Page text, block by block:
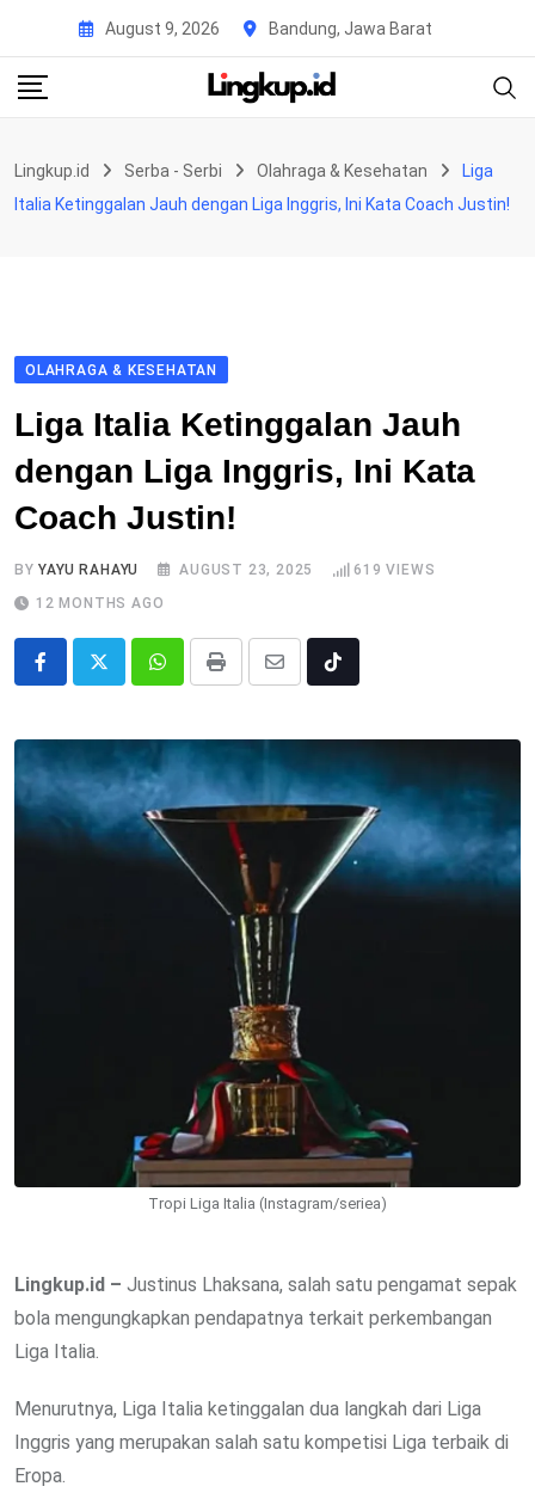
content
August 9, 2026 Bandung, Jawa Barat
Lingkup.id Serba - Serbi Olahraga & Kesehatan
Liga
Italia Ketinggalan Jauh dengan Liga Inggris, Ini Kata Coach Justin!
OLAHRAGA & KESEHATAN
Liga Italia Ketinggalan Jauh
dengan Liga Inggris, Ini Kata
Coach Justin!
BYYAYU RAHAYU AUGUST 23, 2025 619 VIEWS
12 MONTHS AGO
Whatsapp
Print
Share
Email
Tiktok
Tropi Liga Italia (Instagram/seriea)
Lingkup.id – Justinus Lhaksana, salah satu pengamat sepak
bola mengungkapkan pendapatnya terkait perkembangan
Liga Italia.
Menurutnya, Liga Italia ketinggalan dua langkah dari Liga
Inggris yang merupakan salah satu kompetisi Liga terbaik di
Eropa.